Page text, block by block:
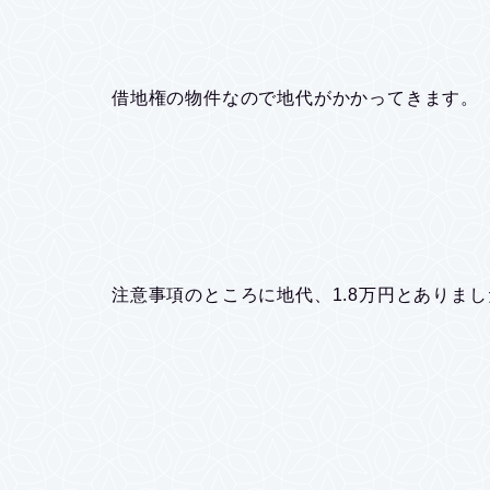
借地権の物件なので地代がかかってきます。
注意事項のところに地代、1.8万円とありま